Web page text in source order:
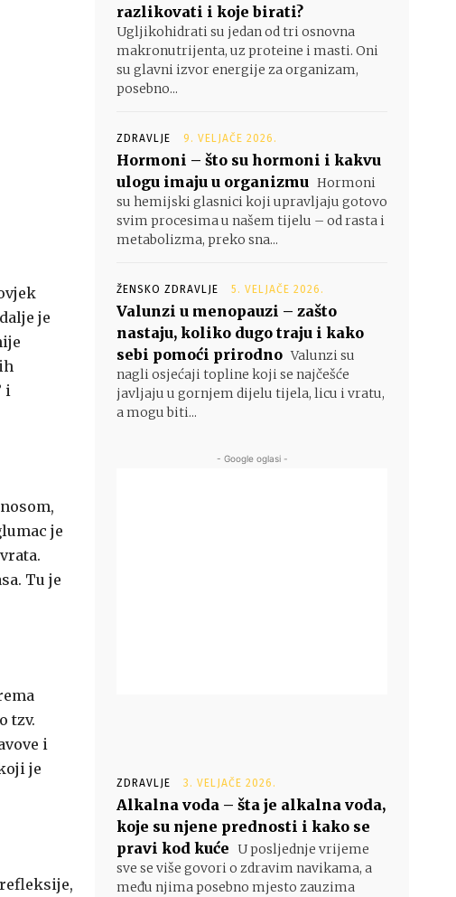
je
i
je
Tu je
tzv.
i
je
razlikovati i koje birati?
Ugljikohidrati su jedan od tri osnovna
makronutrijenta, uz proteine i masti. Oni
su glavni izvor energije za organizam,
posebno...
ZDRAVLJE 9. VELJAČE 2026.
Hormoni – što su hormoni i kakvu
ulogu imaju u organizmu Hormoni
su hemijski glasnici koji upravljaju gotovo
svim procesima u našem tijelu – od rasta i
metabolizma, preko sna...
ŽENSKO ZDRAVLJE 5. VELJAČE 2026.
Valunzi u menopauzi – zašto
nastaju, koliko dugo traju i kako
sebi pomoći prirodno Valunzi su
nagli osjećaji topline koji se najčešće
javljaju u gornjem dijelu tijela, licu i vratu,
a mogu biti...
- Google oglasi -
ZDRAVLJE 3. VELJAČE 2026.
Alkalna voda – šta je alkalna voda,
koje su njene prednosti i kako se
pravi kod kuće U posljednje vrijeme
sve se više govori o zdravim navikama, a
među njima posebno mjesto zauzima